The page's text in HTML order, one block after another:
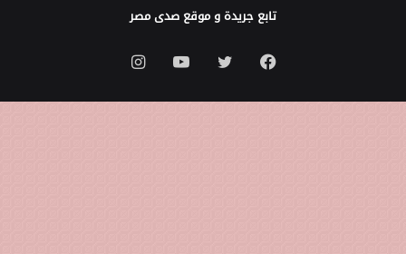
تابع جريدة و موقع صدى مصر
فيسبوك تويتر يوتيوبانستقرام